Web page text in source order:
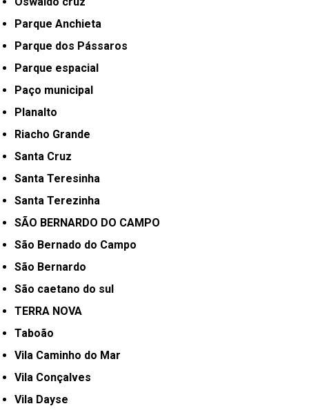
Parque Anchieta
Parque dos Pássaros
Parque espacial
Paço municipal
Planalto
Riacho Grande
Santa Cruz
Santa Teresinha
Santa Terezinha
SÃO BERNARDO DO CAMPO
São Bernado do Campo
São Bernardo
São caetano do sul
TERRA NOVA
Taboão
Vila Caminho do Mar
Vila Conçalves
Vila Dayse